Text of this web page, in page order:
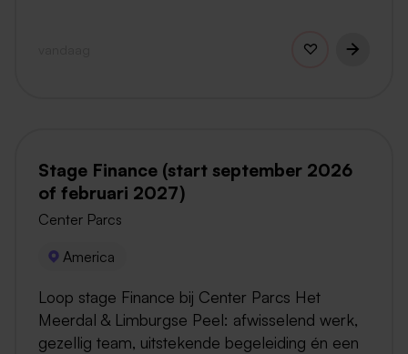
Stage Finance (start september 2026
of februari 2027)
Center Parcs
America
Loop stage Finance bij Center Parcs Het
Meerdal & Limburgse Peel: afwisselend werk,
gezellig team, uitstekende begeleiding én een